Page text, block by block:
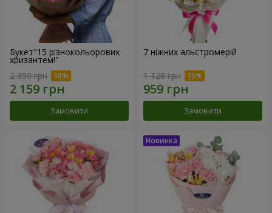
Букет"15 різнокольорових
хризантем!"
2 399 грн
Замовити
7 ніжних альстромерій
1 128 грн
Замовити